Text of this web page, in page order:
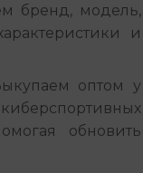
бренд, модель,
и
оптом у
обновить